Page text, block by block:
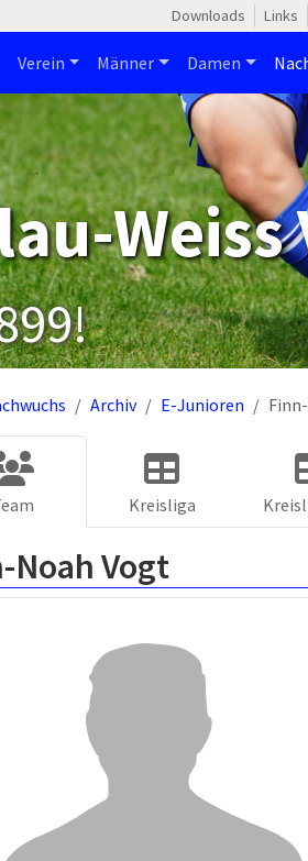
Downloads Links
Verein Männer Damen
Archiv E-Junioren
Kreisliga
Noah Vogt